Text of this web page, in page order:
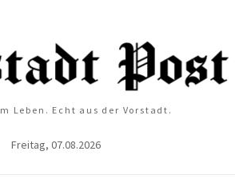
Leben. Echt aus der Vorstadt.
Freitag, 07.08.2026